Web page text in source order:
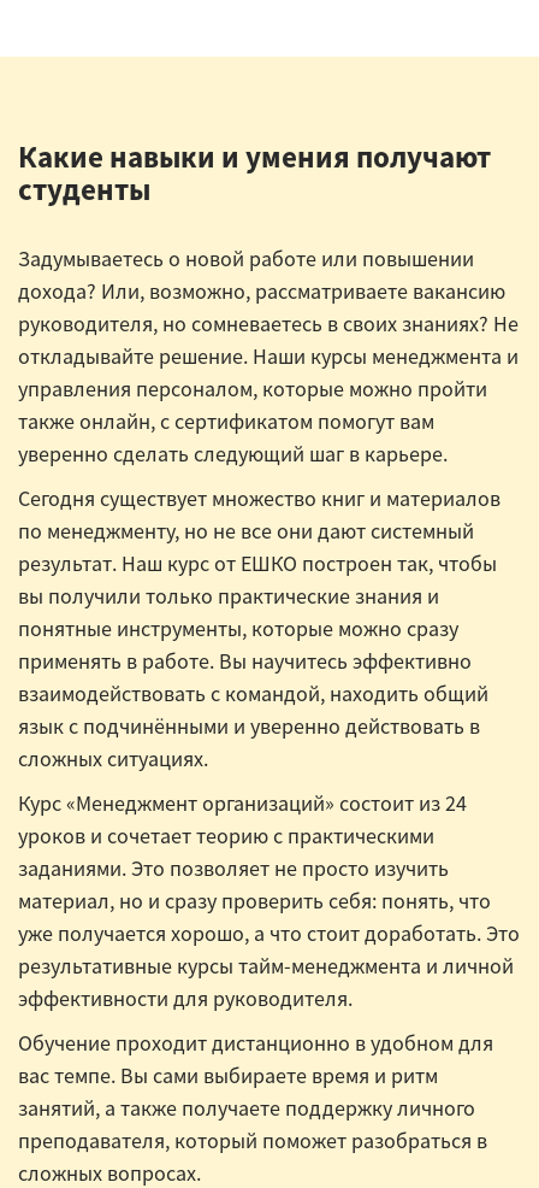
Какие навыки и умения получают
студенты
Задумываетесь о новой работе или повышении
дохода? Или, возможно, рассматриваете вакансию
руководителя, но сомневаетесь в своих знаниях? Не
откладывайте решение. Наши курсы менеджмента и
управления персоналом, которые можно пройти
также онлайн, с сертификатом помогут вам
уверенно сделать следующий шаг в карьере.
Сегодня существует множество книг и материалов
по менеджменту, но не все они дают системный
результат. Наш курс от ЕШКО построен так, чтобы
вы получили только практические знания и
понятные инструменты, которые можно сразу
применять в работе. Вы научитесь эффективно
взаимодействовать с командой, находить общий
язык с подчинёнными и уверенно действовать в
сложных ситуациях.
Курс «Менеджмент организаций» состоит из 24
уроков и сочетает теорию с практическими
заданиями. Это позволяет не просто изучить
материал, но и сразу проверить себя: понять, что
уже получается хорошо, а что стоит доработать. Это
результативные курсы тайм-менеджмента и личной
эффективности для руководителя.
Обучение проходит дистанционно в удобном для
вас темпе. Вы сами выбираете время и ритм
занятий, а также получаете поддержку личного
преподавателя, который поможет разобраться в
сложных вопросах.